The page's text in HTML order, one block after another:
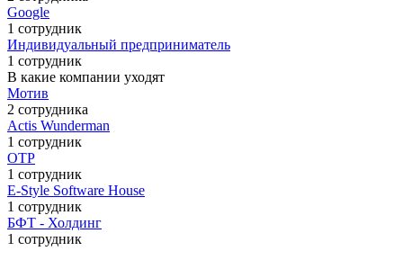
Google
1 сотрудник
Индивидуальный предприниматель
1 сотрудник
В какие компании уходят
Мотив
2 сотрудника
Actis Wunderman
1 сотрудник
ОТР
1 сотрудник
E-Style Software House
1 сотрудник
БФТ - Холдинг
1 сотрудник